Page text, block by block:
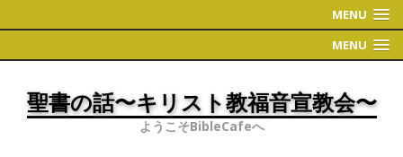
MENU
MENU
聖書の話〜キリスト教福音宣教会〜
ようこそBibleCafeへ